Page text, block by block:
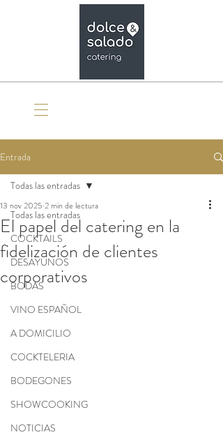
Entrada
Todas las entradas
COCKTAILS
DESAYUNOS
BODAS
VINO ESPAÑOL
A DOMICILIO
COCKTELERIA
BODEGONES
SHOWCOOKING
NOTICIAS
Todas las entradas
El papel del catering en la
fidelización de clientes
corporativos
13 nov 2025 2 min de lectura